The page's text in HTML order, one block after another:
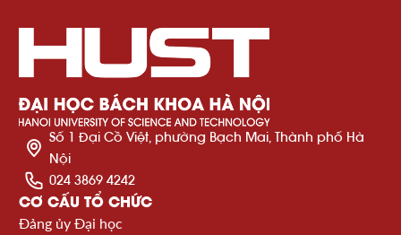
Số 1 Đại Cồ Việt, phường Bạch Mai, Thành phố Hà
Nội
024 3869 4242
CƠ CẤU TỔ CHỨC
Đảng ủy Đại học